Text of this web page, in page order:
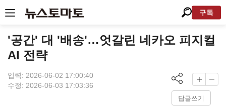
구독
'공간' 대 '배송'…엇갈린 네카오 피지컬
AI 전략
입력: 2026-06-02 17:00:40
수정: 2026-06-03 17:03:36
답글쓰기